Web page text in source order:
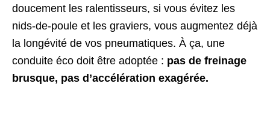
doucement les ralentisseurs, si vous évitez les
nids-de-poule et les graviers, vous augmentez déjà
la longévité de vos pneumatiques. À ça, une
conduite éco doit être adoptée : pas de freinage
brusque, pas d’accélération exagérée.